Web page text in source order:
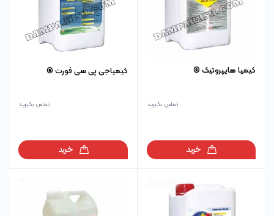
کیمیا هایپروتیک ®
تماس بگیرید
خرید
کیمیاجی پی سی فورت ®
تماس بگیرید
خرید